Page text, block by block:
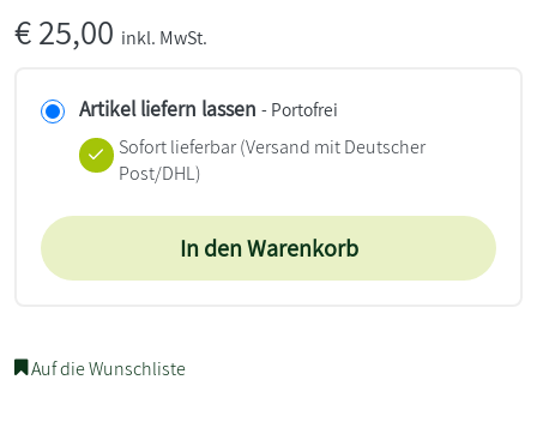
€25,00 inkl. MwSt.
Artikel liefern lassen - Portofrei
Sofort lieferbar(Versand mit Deutscher
Post/DHL)
In den Warenkorb
Auf die Wunschliste